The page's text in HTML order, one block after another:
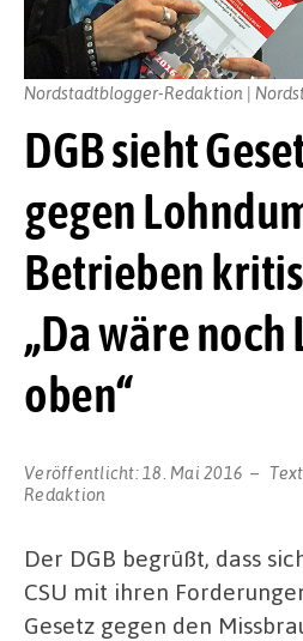
DGB sieht
gegen
Betrieben
„Da wäre noch
oben“
Veröffentlicht: 18. Mai 2016
Redaktion
Nordstadtblogger-Redaktion |
Der DGB begrüßt, dass
CSU mit ihren
Gesetz gegen den